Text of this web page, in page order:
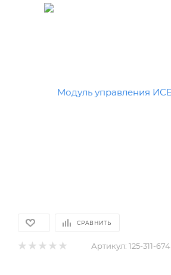
СРАВНИТЬ
Артикул: 125-311-674